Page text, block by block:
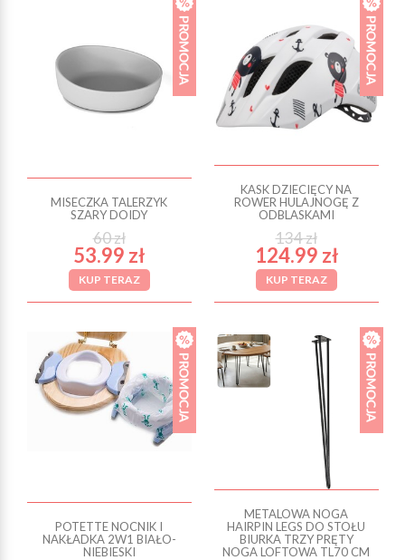
MISECZKA TALERZYK
SZARY DOIDY
60 zł
53.99 zł
KUP TERAZ
KASK DZIECIĘCY NA
ROWER HULAJNOGĘ Z
ODBLASKAMI
134 zł
124.99 zł
KUP TERAZ
POTETTE NOCNIK I
NAKŁADKA 2W1 BIAŁO-
NIEBIESKI
METALOWA NOGA
HAIRPIN LEGS DO STOŁU
BIURKA TRZY PRĘTY
NOGA LOFTOWA TL70 CM